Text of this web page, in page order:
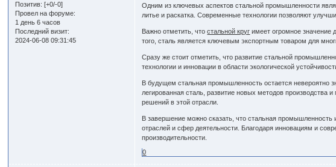
Позитив: [+0/-0]
Провел на форуме:
1 день 6 часов
Последний визит:
2024-06-08 09:31:45
Одним из ключевых аспектов стальной промышленности
литье и раскатка. Современные технологии позволяют
Важно отметить, чтостальной круг имеет огромное значение
того, сталь является ключевым экспортным товаром для
Сразу же стоит отметить, что развитие стальной
технологии и инновации в области экологической
В будущем стальная промышленность остается невероятно
легированная сталь, развитие новых методов производства
решений в этой отрасли.
В завершение можно сказать, что стальная
отраслей и сфер деятельности. Благодаря инновациям и
производительности.
0